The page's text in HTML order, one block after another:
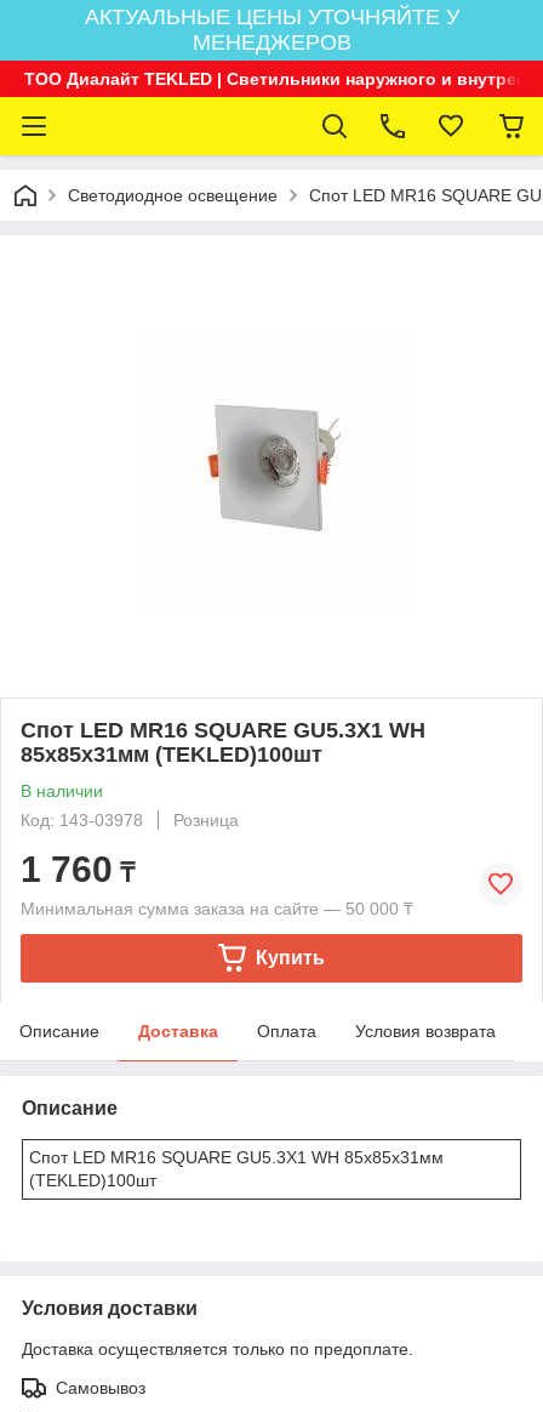
АКТУАЛЬНЫЕ ЦЕНЫ УТОЧНЯЙТЕ У
МЕНЕДЖЕРОВ
ТОО Диалайт TEKLED | Светильники наружного и
Светодиодное освещение Спот LED MR16 SQUARE
Спот LED MR16 SQUARE GU5.3X1 WH
85x85x31мм (TEKLED)100шт
В наличии
Код: 143-03978
Розница
1 760 ₸
Минимальная сумма заказа на сайте — 50 000 ₸
Купить
Описание Доставка Оплата Условия возврата
Описание
Спот LED MR16 SQUARE GU5.3X1 WH 85x85x31мм
(TEKLED)100шт
Условия доставки
Доставка осуществляется только по предоплате.
Самовывоз